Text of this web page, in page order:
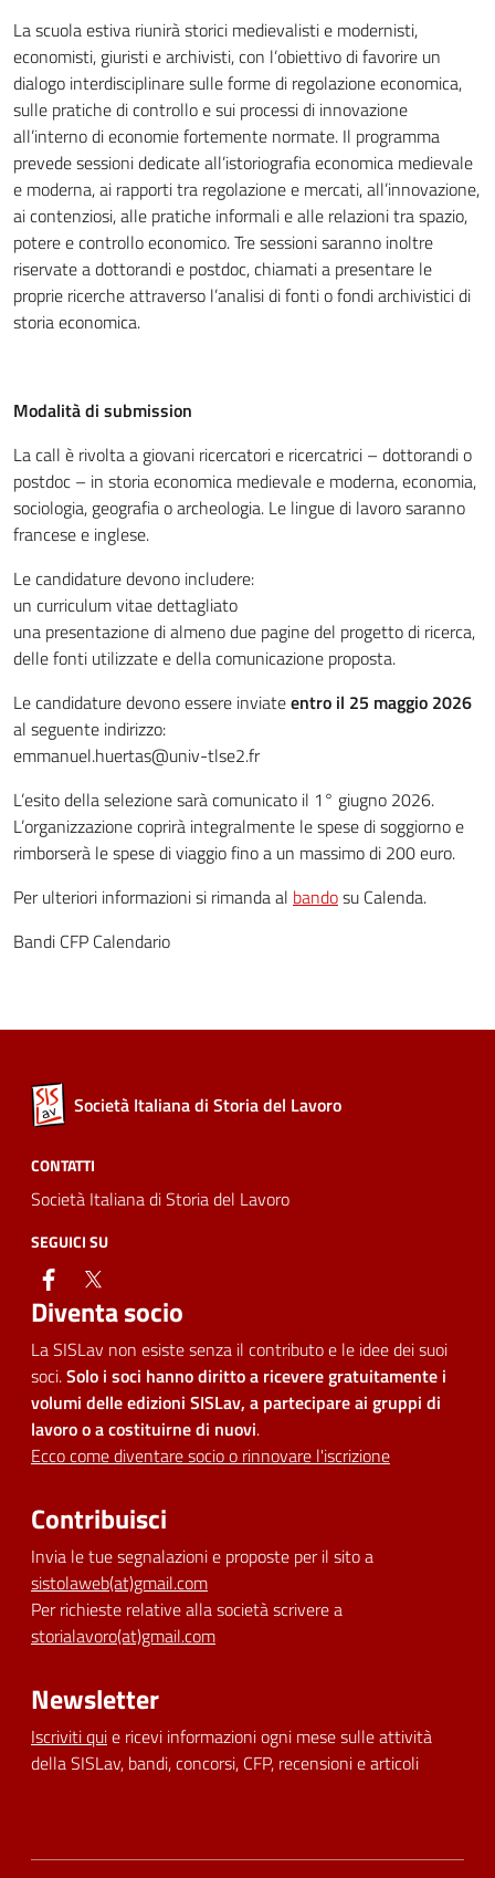
La scuola estiva riunirà storici medievalisti e modernisti,
economisti, giuristi e archivisti, con l’obiettivo di favorire un
dialogo interdisciplinare sulle forme di regolazione economica,
sulle pratiche di controllo e sui processi di innovazione
all’interno di economie fortemente normate. Il programma
prevede sessioni dedicate all’istoriografia economica medievale
e moderna, ai rapporti tra regolazione e mercati, all’innovazione,
ai contenziosi, alle pratiche informali e alle relazioni tra spazio,
potere e controllo economico. Tre sessioni saranno inoltre
riservate a dottorandi e postdoc, chiamati a presentare le
proprie ricerche attraverso l’analisi di fonti o fondi archivistici di
storia economica.
Modalità di submission
La call è rivolta a giovani ricercatori e ricercatrici – dottorandi o
postdoc – in storia economica medievale e moderna, economia,
sociologia, geografia o archeologia. Le lingue di lavoro saranno
francese e inglese.
Le candidature devono includere:
un curriculum vitae dettagliato
una presentazione di almeno due pagine del progetto di ricerca,
delle fonti utilizzate e della comunicazione proposta.
Le candidature devono essere inviateentro il 25 maggio 2026
al seguente indirizzo:
emmanuel.huertas@univ-tlse2.fr
L’esito della selezione sarà comunicato il 1° giugno 2026.
L’organizzazione coprirà integralmente le spese di soggiorno e
rimborserà le spese di viaggio fino a un massimo di 200 euro.
Per ulteriori informazioni si rimanda al bandosu Calenda.
Bandi CFP Calendario
Società Italiana di Storia del Lavoro
CONTATTI
Società Italiana di Storia del Lavoro
SEGUICI SU
facebook
Diventa socio
La SISLav non esiste senza il contributo e le idee dei suoi
soci.Solo i soci hanno diritto a ricevere gratuitamente i
volumi delle edizioni SISLav, a partecipare ai gruppi di
lavoro o a costituirne di nuovi.
Ecco come diventare socio o rinnovare l'iscrizione
Contribuisci
Invia le tue segnalazioni e proposte per il sito a
sistolaweb(at)gmail.com
Per richieste relative alla società scrivere a
storialavoro(at)gmail.com
Newsletter
Iscriviti quie ricevi informazioni ogni mese sulle attività
della SISLav, bandi, concorsi, CFP, recensioni e articoli